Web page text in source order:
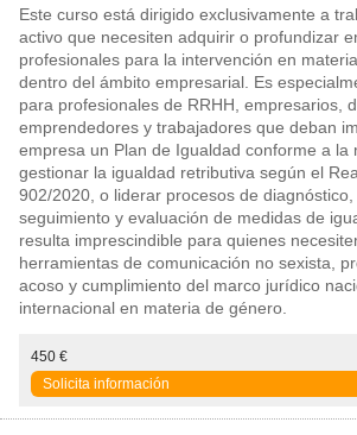
Este curso está dirigido exclusivamente a
activo que necesiten adquirir o profundizar
profesionales para la intervención en
dentro del ámbito empresarial. Es
para profesionales de RRHH, empresarios,
emprendedores y trabajadores que deban
empresa un Plan de Igualdad conforme a la
gestionar la igualdad retributiva según el
902/2020, o liderar procesos de diagnóstico,
seguimiento y evaluación de medidas de
resulta imprescindible para quienes
herramientas de comunicación no sexista,
acoso y cumplimiento del marco jurídico
internacional en materia de género.
450 €
Solicita información